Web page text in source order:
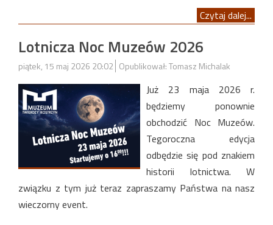
Czytaj dalej...
Lotnicza Noc Muzeów 2026
piątek, 15 maj 2026 20:02 Opublikował: Tomasz Michalak
Już 23 maja 2026 r.
będziemy ponownie
obchodzić Noc Muzeów.
Tegoroczna edycja
odbędzie się pod znakiem
historii lotnictwa. W
związku z tym już teraz zapraszamy Państwa na nasz
wieczorny event.